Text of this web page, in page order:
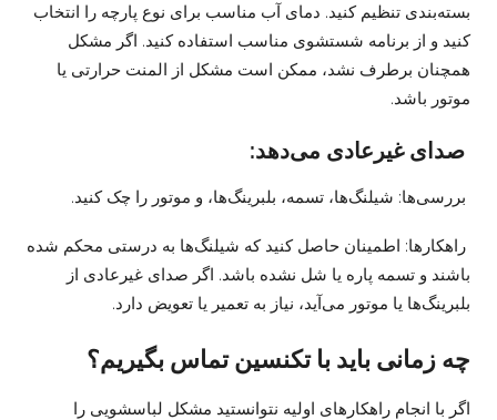
بسته‌بندی تنظیم کنید. دمای آب مناسب برای نوع پارچه را انتخاب
کنید و از برنامه شستشوی مناسب استفاده کنید. اگر مشکل
همچنان برطرف نشد، ممکن است مشکل از المنت حرارتی یا
موتور باشد.
صدای غیرعادی می‌دهد:
بررسی‌ها: شیلنگ‌ها، تسمه، بلبرینگ‌ها، و موتور را چک کنید.
راهکارها: اطمینان حاصل کنید که شیلنگ‌ها به درستی محکم شده
باشند و تسمه پاره یا شل نشده باشد. اگر صدای غیرعادی از
بلبرینگ‌ها یا موتور می‌آید، نیاز به تعمیر یا تعویض دارد.
چه زمانی باید با تکنسین تماس بگیریم؟
اگر با انجام راهکارهای اولیه نتوانستید مشکل لباسشویی را